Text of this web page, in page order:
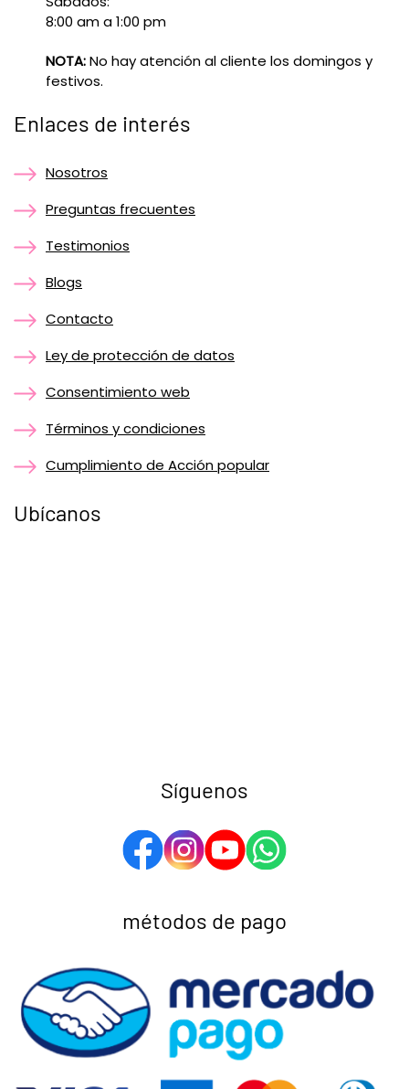
8:00 am a 1:00 pm
NOTA:No hay atención al cliente los domingos y
festivos.
Enlaces de interés
Nosotros
Preguntas frecuentes
Testimonios
Blogs
Contacto
Ley de protección de datos
Consentimiento web
Términos y condiciones
Cumplimiento de Acción popular
Ubícanos
Síguenos
métodos de pago